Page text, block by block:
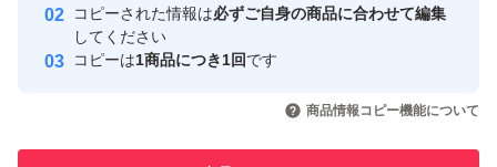
取引実績
引を完了させた実績があります
コピーされた情報は必ずご自身の商品に合わせて編集
してください
コピーは1商品につき1回です
商品情報コピー機能について